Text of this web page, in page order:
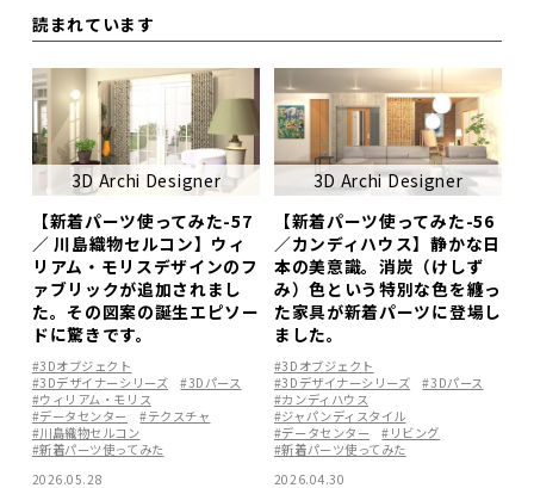
読まれています
3D Archi Designer
【新着パーツ使ってみた-57
／ 川島織物セルコン】ウィ
リアム・モリスデザインのフ
ァブリックが追加されまし
た。その図案の誕生エピソー
ドに驚きです。
#3Dオブジェクト
#3Dデザイナーシリーズ
#3Dパース
#ウィリアム・モリス
#データセンター
#テクスチャ
#川島織物セルコン
#新着パーツ使ってみた
2026.05.28
3D Archi Designer
【新着パーツ使ってみた-56
／カンディハウス】静かな日
本の美意識。消炭（けしず
み）色という特別な色を纏っ
た家具が新着パーツに登場し
ました。
#3Dオブジェクト
#3Dデザイナーシリーズ
#3Dパース
#カンディハウス
#ジャパンディスタイル
#データセンター
#リビング
#新着パーツ使ってみた
2026.04.30